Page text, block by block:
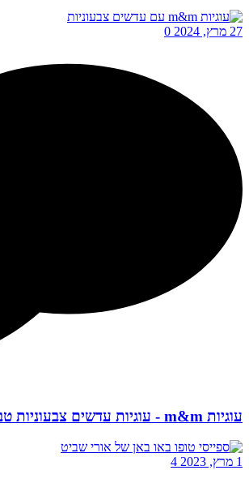
27 מרץ, 2024 0
עוגיות m&m - עוגיות עדשים צבעוניות טבעוניות
1 מרץ, 2023 4